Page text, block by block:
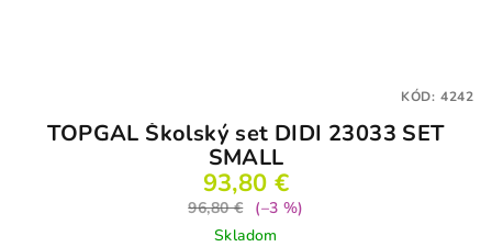
TOPGAL Školský set DIDI 23033 SET
SMALL
93,80 €
96,80 €
(–3 %)
Skladom
KÓD: 4242